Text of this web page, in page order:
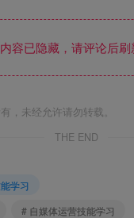
容已隐藏，请评论后刷
，未经允许请勿转载。
THE END
学习
# 自媒体运营技能学习